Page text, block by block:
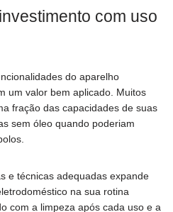
com uso
do aparelho
um valor bem aplicado. Muitos
fração das capacidades de suas
sem óleo quando poderiam
e técnicas adequadas expande
na sua rotina
com a limpeza após cada uso e a